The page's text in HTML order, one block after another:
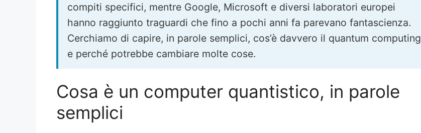
compiti specifici, mentre Google, Microsoft e diversi laboratori europei
hanno raggiunto traguardi che fino a pochi anni fa parevano fantascienza.
Cerchiamo di capire, in parole semplici, cos’è davvero il quantum computing
e perché potrebbe cambiare molte cose.
Cosa è un computer quantistico, in parole
semplici